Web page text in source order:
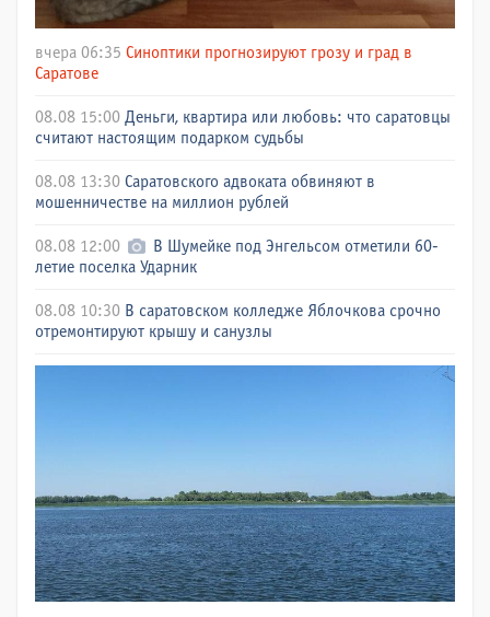
вчера 06:35 Синоптики прогнозируют грозу и град в
Саратове
08.08 15:00 Деньги, квартира или любовь: что саратовцы
считают настоящим подарком судьбы
08.08 13:30 Саратовского адвоката обвиняют в
мошенничестве на миллион рублей
08.08 12:00
В Шумейке под Энгельсом отметили 60-
летие поселка Ударник
08.08 10:30 В саратовском колледже Яблочкова срочно
отремонтируют крышу и санузлы